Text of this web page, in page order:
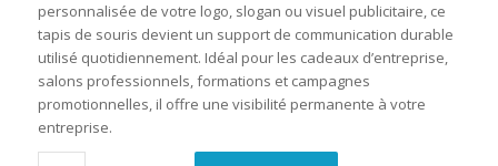
personnalisée de votre logo, slogan ou visuel publicitaire, ce
tapis de souris devient un support de communication durable
utilisé quotidiennement. Idéal pour les cadeaux d’entreprise,
salons professionnels, formations et campagnes
promotionnelles, il offre une visibilité permanente à votre
entreprise.